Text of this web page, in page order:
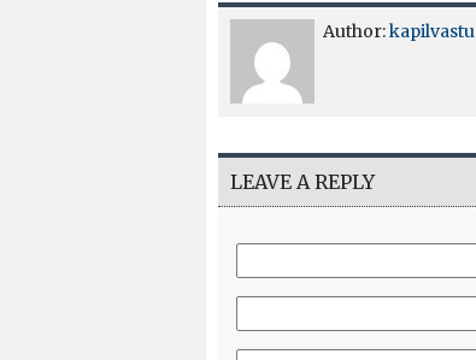
Author:kapilvastu
LEAVE A REPLY